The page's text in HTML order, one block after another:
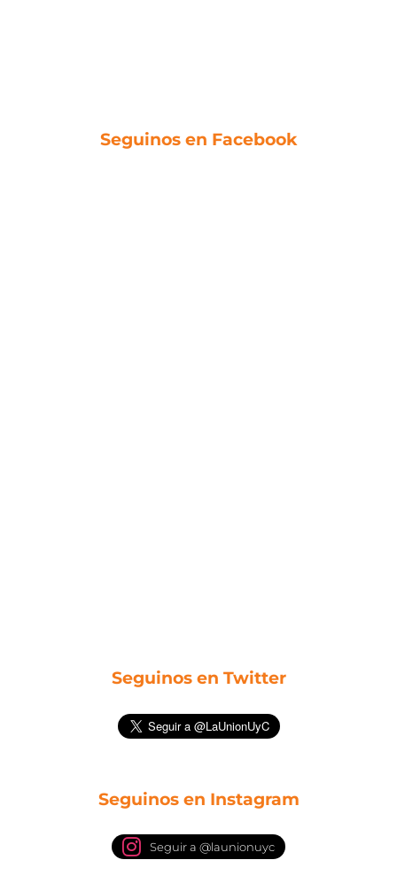
Seguinos en Facebook
Seguinos en Twitter
Seguinos en Instagram
Seguir a @launionuyc